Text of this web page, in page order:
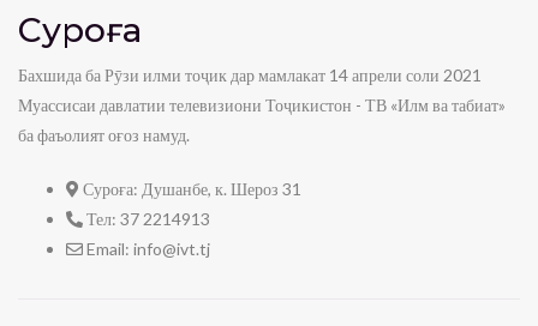
Суроға
Бахшида ба Рӯзи илми тоҷик дар мамлакат 14 апрели соли 2021
Муассисаи давлатии телевизиони Тоҷикистон - ТВ «Илм ва табиат»
ба фаъолият оғоз намуд.
Суроға: Душанбе, к. Шероз 31
Тел: 37 2214913
Email: info@ivt.tj